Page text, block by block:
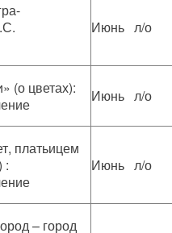
Июнь л/о
(о цветах):
Июнь л/о
платьицем
:
Июнь л/о
– город